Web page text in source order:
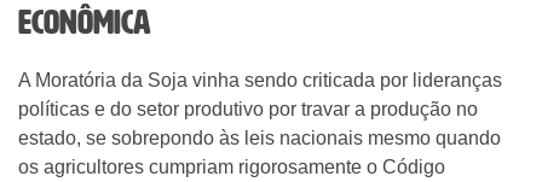
econômica
A Moratória da Soja vinha sendo criticada por lideranças
políticas e do setor produtivo por travar a produção no
estado, se sobrepondo às leis nacionais mesmo quando
os agricultores cumpriam rigorosamente o Código